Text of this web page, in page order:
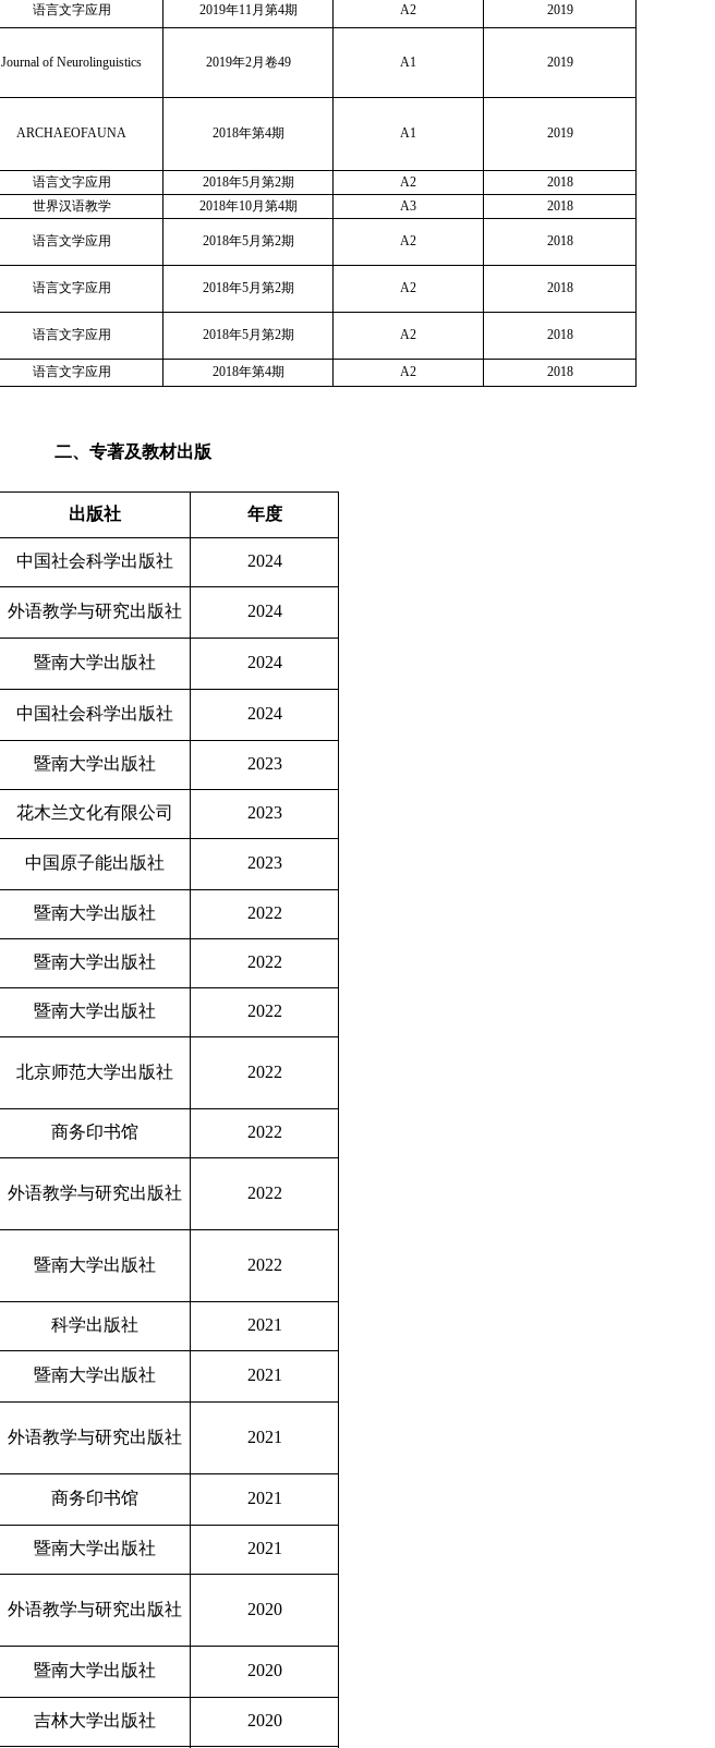
语言文字应用 2019年11月第4期 A2
2019
Journal of Neurolinguistics 2019年2月卷49 A1 2019
ARCHAEOFAUNA 2018年第4期 A1 2019
语言文字应用 2018年5月第2期 A2
2018
世界汉语教学 2018年10月第4期 A3
2018
语言文学应用 2018年5月第2期 A2 2018
语言文字应用 2018年5月第2期 A2 2018
语言文字应用 2018年5月第2期 A2 2018
语言文字应用 2018年第4期 A2 2018
二、专著及教材出版
出版社 年度
中国社会科学出版社 2024
外语教学与研究出版社 2024
暨南大学出版社 2024
中国社会科学出版社 2024
暨南大学出版社 2023
花木兰文化有限公司 2023
中国原子能出版社 2023
暨南大学出版社 2022
暨南大学出版社 2022
暨南大学出版社 2022
北京师范大学出版社 2022
商务印书馆 2022
外语教学与研究出版社 2022
暨南大学出版社 2022
科学出版社 2021
暨南大学出版社 2021
外语教学与研究出版社 2021
商务印书馆 2021
暨南大学出版社 2021
外语教学与研究出版社 2020
暨南大学出版社 2020
吉林大学出版社 2020